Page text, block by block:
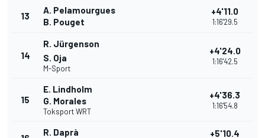
13
A. Pelamourgues
B. Pouget
+4'11.0
1:16'29.5
14
R. Jürgenson
S. Oja
M-Sport
+4'24.0
1:16'42.5
15
E. Lindholm
G. Morales
Toksport WRT
+4'36.3
1:16'54.8
R. Daprà
+5'10.4